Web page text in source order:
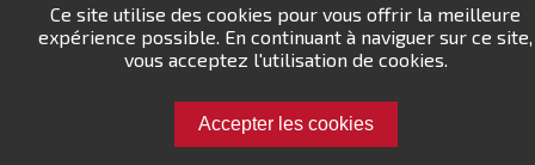
Ce site utilise des cookies pour vous offrir la meilleure
expérience possible. En continuant à naviguer sur ce site,
vous acceptez l'utilisation de cookies.
Accepter les cookies